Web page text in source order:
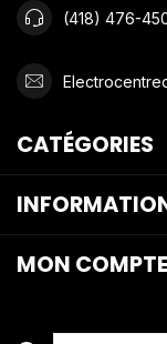
(418) 476-
CATÉGORIES
MON COMPTE